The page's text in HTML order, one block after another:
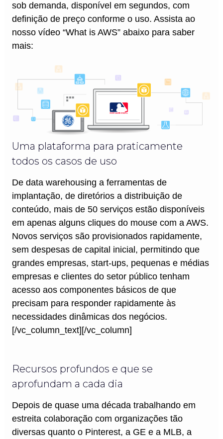
sob demanda, disponível em segundos, com
definição de preço conforme o uso. Assista ao
nosso vídeo “What is AWS” abaixo para saber
mais:
Uma plataforma para praticamente
todos os casos de uso
De data warehousing a ferramentas de
implantação, de diretórios a distribuição de
conteúdo, mais de 50 serviços estão disponíveis
em apenas alguns cliques do mouse com a AWS.
Novos serviços são provisionados rapidamente,
sem despesas de capital inicial, permitindo que
grandes empresas, start-ups, pequenas e médias
empresas e clientes do setor público tenham
acesso aos componentes básicos de que
precisam para responder rapidamente às
necessidades dinâmicas dos negócios.
[/vc_column_text][/vc_column]
Recursos profundos e que se
aprofundam a cada dia
Depois de quase uma década trabalhando em
estreita colaboração com organizações tão
diversas quanto o Pinterest, a GE e a MLB, a